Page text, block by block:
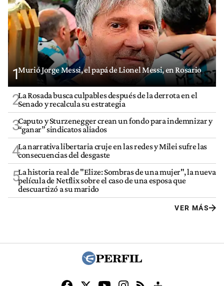
1Murió Jorge Messi, el papá de Lionel Messi, en Rosario
2La Rosada busca culpables después de la derrota en el
Senado y recalcula su estrategia
3Caputo y Sturzenegger crean un fondo para indemnizar y
“ganar” sindicatos aliados
4La narrativa libertaria cruje en las redes y Milei sufre las
consecuencias del desgaste
5La historia real de "Elize: Sombras de una mujer", la nueva
película de Netflix sobre el caso de una esposa que
descuartizó a su marido
VER MÁS